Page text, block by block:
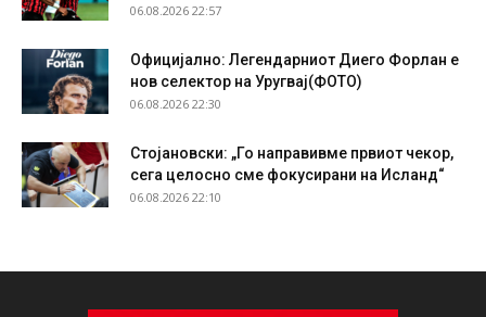
06.08.2026 22:57
Официјално: Легендарниот Диего Форлан е
нов селектор на Уругвај(ФОТО)
06.08.2026 22:30
Стојановски: „Го направивме првиот чекор,
сега целосно сме фокусирани на Исланд“
06.08.2026 22:10